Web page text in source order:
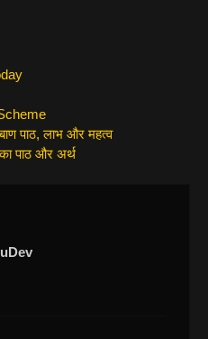
पाठ, लाभ और महत्व
पाठ और अर्थ